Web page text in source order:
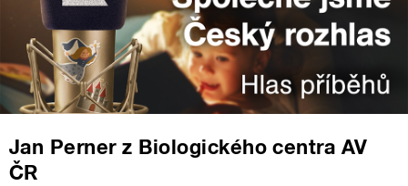
Jan Perner z Biologického centra AV
ČR